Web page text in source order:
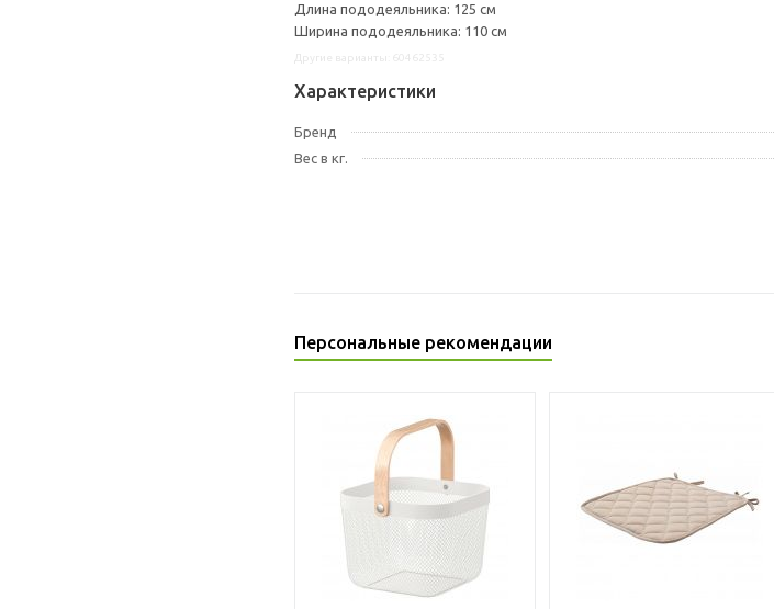
Длина пододеяльника: 125 см
Ширина пододеяльника: 110 см
Характеристики
Бренд
Вес в кг.
Персональные рекомендации